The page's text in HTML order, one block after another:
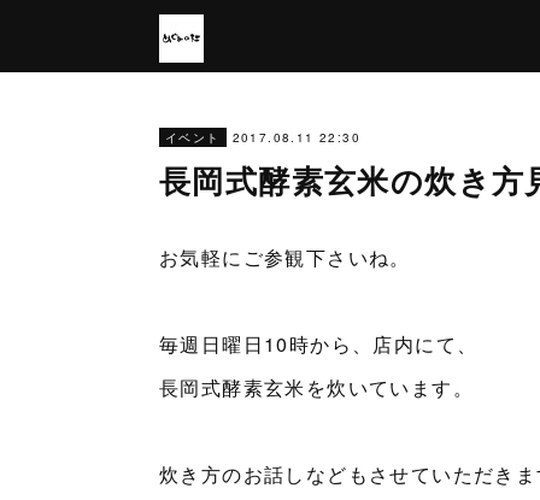
イベント 2017.08.11 22:30
長岡式酵素玄米の炊き方
お気軽にご参観下さいね。
毎週日曜日10時から、店内にて、
長岡式酵素玄米を炊いています。
炊き方のお話しなどもさせていただきま